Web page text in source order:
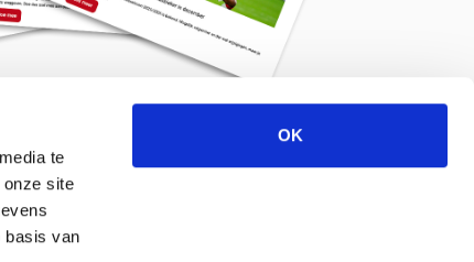
te
site
basis van
OK
Meld je aan voor de nieuwsbrief